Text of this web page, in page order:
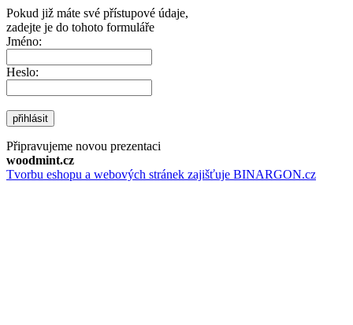
Pokud již máte své přístupové údaje,
zadejte je do tohoto formuláře
Jméno:
Heslo:
přihlásit
Připravujeme novou prezentaci
woodmint.cz
Tvorbu eshopu a webových stránek zajišťuje BINARGON.cz